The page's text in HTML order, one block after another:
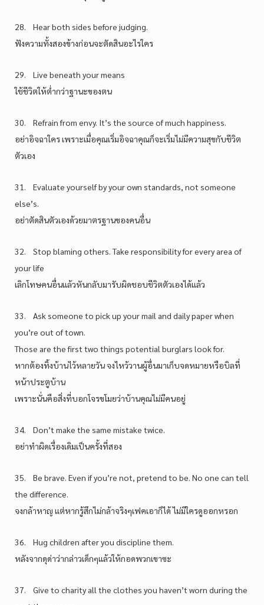
28. Hear both sides before judging.
ฟังความทั้งสองข้างก่อนจะตัดสินอะไรใคร
29. Live beneath your means
ใช้ชีวิตให้ต่ำกว่าฐานะของตน
30. Refrain from envy. It’s the source of much happiness.
อย่าอิจฉาใคร เพราะเมื่อคุณเริ่มอิจฉาคุณก็จะเริ่มไม่มีความสุขกับชีวิต
ตัวเอง
31. Evaluate yourself by your own standards, not someone
else’s.
อย่าตัดสินตัวเองด้วยมาตรฐานของคนอื่น
32. Stop blaming others. Take responsibility for every area of
your life
เลิกโทษคนอื่นแล้วหันกลับมารับผิดชอบชีวิตตัวเองได้แล้ว
33. Ask someone to pick up your mail and daily paper when
you’re out of town.
Those are the first two things potential burglars look for.
หากต้องทิ้งบ้านไว้หลายวัน จงไหว้วานผู้อื่นมาเก็บจดหมายหรือบิลที่
หน้าประตูบ้าน
เพราะนั่นคือสิ่งที่บอกโจรขโมยว่าบ้านคุณไม่มีคนอยู่
34. Don’t make the same mistake twice.
อย่าทำผิดเรื่องเดิมเป็นครั้งที่สอง
35. Be brave. Even if you’re not, pretend to be. No one can tell
the difference.
จงกล้าหาญ แต่หากรู้สึกไม่กล้าจริงๆเฟคเอาก็ได้ ไม่มีใครดูออกหรอก
36. Hug children after you discipline them.
หลังจากดุด่าว่ากล่าวเด็กๆแล้วให้กอดพวกเขาซะ
37. Give to charity all the clothes you haven’t worn during the